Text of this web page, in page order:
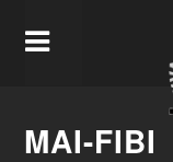
MAI-FIBI